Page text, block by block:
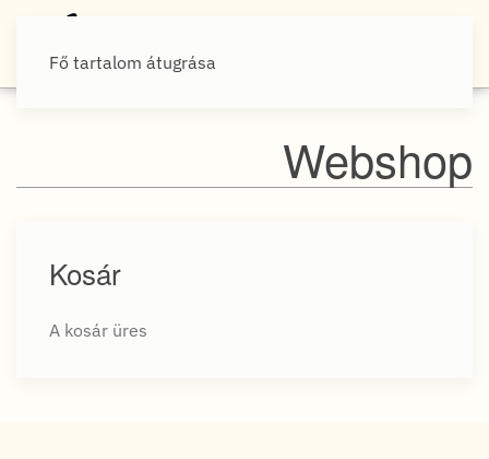
Fő tartalom átugrása
Webshop
Kosár
A kosár üres